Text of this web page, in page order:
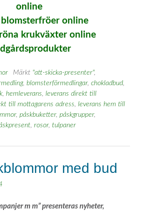
online
blomsterfröer online
krukväxter online
Märkt "att-skicka-presenter",
, blomsterförmedlingar, chokladbud,
, hemleverans, leverans direkt till
till mottagarens adress, leverans hem till
, påskbuketter, påskgrupper,
, rosor, tulpaner
med bud
m m” presenteras nyheter,